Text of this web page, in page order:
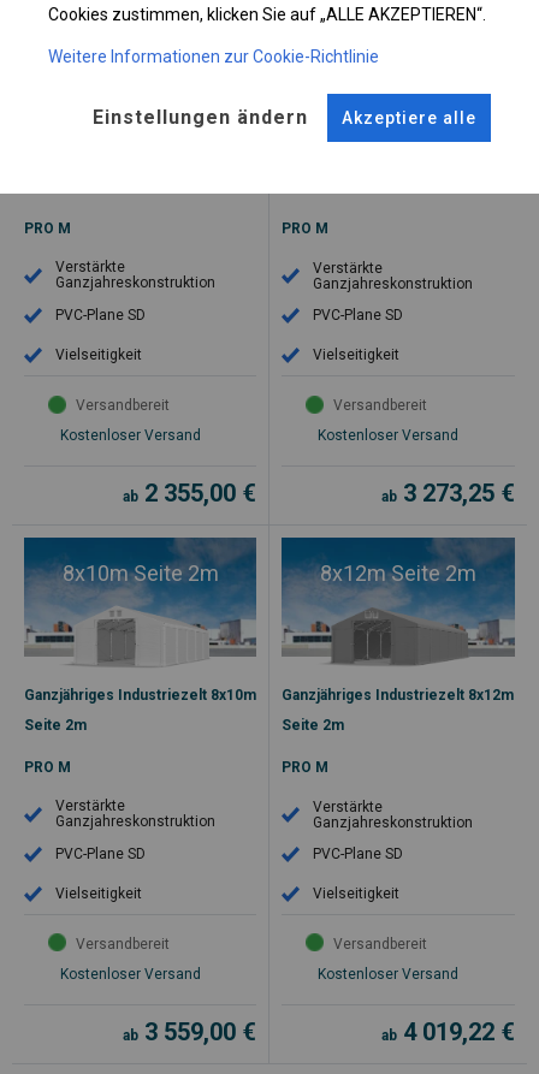
PRO M
Verstärkte
Ganzjahreskonstruktion
PVC-Plane SD
Vielseitigkeit
Versandbereit
Kostenloser Versand
ab 2 355,00 €
PRO M
Verstärkte
Ganzjahreskonstruktion
PVC-Plane SD
Vielseitigkeit
Versandbereit
Kostenloser Versand
ab 3 273,25 €
8x10m Seite 2m
Ganzjähriges Industriezelt 8x10m
Seite 2m
PRO M
Verstärkte
Ganzjahreskonstruktion
PVC-Plane SD
Vielseitigkeit
Versandbereit
Kostenloser Versand
ab 3 559,00 €
8x12m Seite 2m
Ganzjähriges Industriezelt 8x12m
Seite 2m
PRO M
Verstärkte
Ganzjahreskonstruktion
PVC-Plane SD
Vielseitigkeit
Versandbereit
Kostenloser Versand
ab 4 019,22 €
Cookies zustimmen, klicken Sie auf „ALLE AKZEPTIEREN“.
Weitere Informationen zur Cookie-Richtlinie
Einstellungen ändern Akzeptiere alle